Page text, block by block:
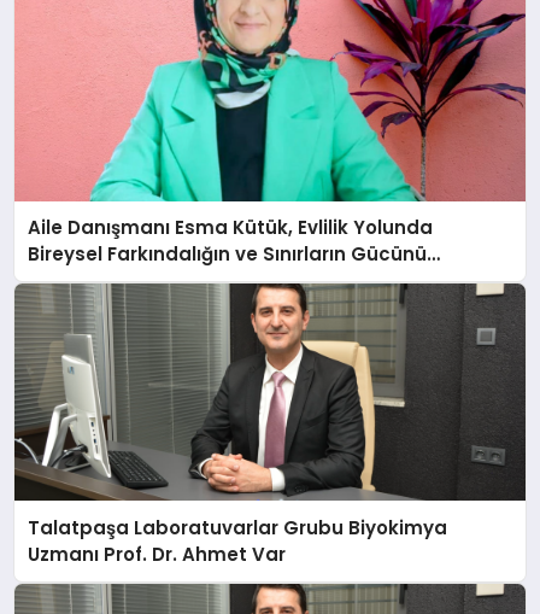
Aile Danışmanı Esma Kütük, Evlilik Yolunda
Bireysel Farkındalığın ve Sınırların Gücünü
Anlatıyor
Talatpaşa Laboratuvarlar Grubu Biyokimya
Uzmanı Prof. Dr. Ahmet Var